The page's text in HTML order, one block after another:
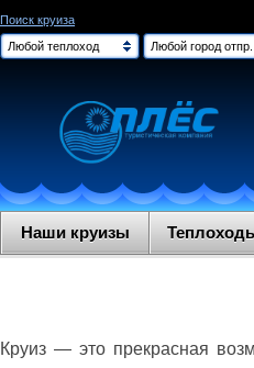
Поиск круиза
Любой теплоход
Любой город отпр.
Наши круизы
Круиз — это прекрасная